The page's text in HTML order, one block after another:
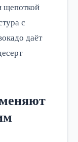
щепоткой
с
даёт